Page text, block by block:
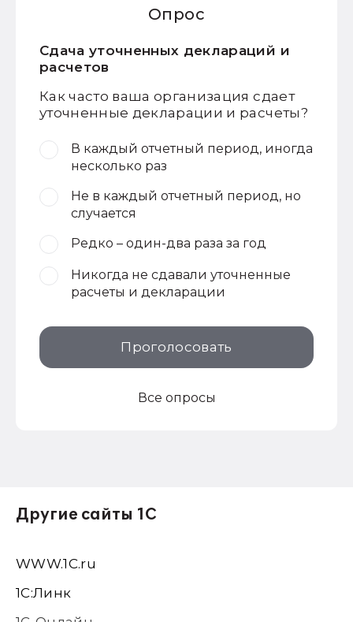
Опрос
Сдача уточненных деклараций и
расчетов
Как часто ваша организация сдает
уточненные декларации и расчеты?
В каждый отчетный период, иногда
несколько раз
Не в каждый отчетный период, но
случается
Редко – один-два раза за год
Никогда не сдавали уточненные
расчеты и декларации
Проголосовать
Все опросы
Другие сайты 1С
WWW.1С.ru
1С:Линк